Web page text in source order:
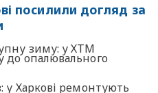
посилили догляд за
зиму: у ХТМ
до опалювального
у Харкові ремонтують